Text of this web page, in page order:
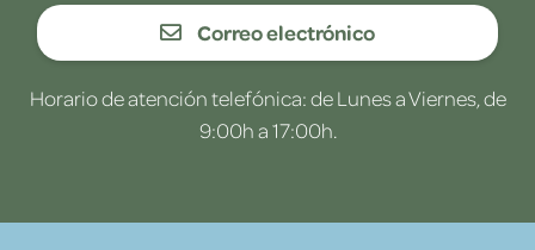
Correo electrónico
Horario de atención telefónica: de Lunes a Viernes, de
9:00h a 17:00h.